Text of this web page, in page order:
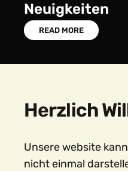
Neuigkeiten
READ MORE
Herzlich
Unsere website
nicht einmal